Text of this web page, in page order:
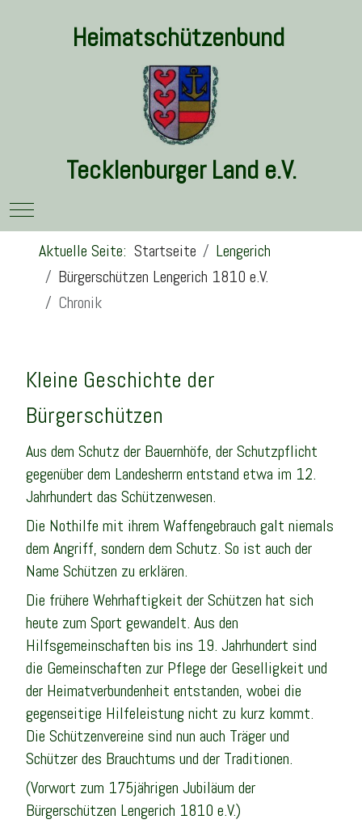
Heimatschützenbund
Tecklenburger Land e.V.
Mobile Menu Toggle
Aktuelle Seite: Startseite
Lengerich
Bürgerschützen Lengerich 1810 e.V.
Chronik
Kleine Geschichte der
Bürgerschützen
Aus dem Schutz der Bauernhöfe, der Schutzpflicht
gegenüber dem Landesherrn entstand etwa im 12.
Jahrhundert das Schützenwesen.
Die Nothilfe mit ihrem Waffengebrauch galt niemals
dem Angriff, sondern dem Schutz. So ist auch der
Name Schützen zu erklären.
Die frühere Wehrhaftigkeit der Schützen hat sich
heute zum Sport gewandelt. Aus den
Hilfsgemeinschaften bis ins 19. Jahrhundert sind
die Gemeinschaften zur Pflege der Geselligkeit und
der Heimatverbundenheit entstanden, wobei die
gegenseitige Hilfeleistung nicht zu kurz kommt.
Die Schützenvereine sind nun auch Träger und
Schützer des Brauchtums und der Traditionen.
(Vorwort zum 175jährigen Jubiläum der
Bürgerschützen Lengerich 1810 e.V.)